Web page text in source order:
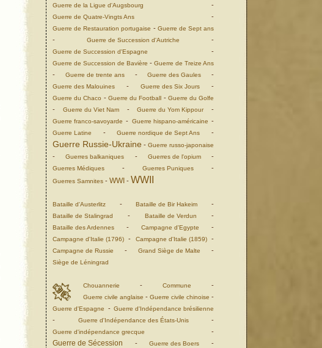
Guerre de la Ligue d'Augsbourg -
Guerre de Quatre-Vingts Ans -
Guerre de Restauration portugaise - Guerre de Sept ans
- Guerre de Succession d'Autriche -
Guerre de Succession d'Espagne -
Guerre de Succession de Bavière - Guerre de Treize Ans
- Guerre de trente ans-Guerre des Gaules -
Guerre des Malouines - Guerre des Six Jours -
Guerre du Chaco - Guerre du Football - Guerre du Golfe
- Guerre du Viet Nam-Guerre du Yom Kippour-
Guerre franco-savoyarde - Guerre hispano-américaine -
Guerre Latine -Guerre nordique de Sept Ans -
Guerre Russie-Ukraine - Guerre russo-japonaise
-Guerres balkaniques - Guerres de l'opium-
Guerres Médiques - Guerres Puniques -
Guerres Samnites - WWI - WWII
Bataille d'Austerlitz -Bataille de Bir Hakeim -
Bataille de Stalingrad - Bataille de Verdun -
Bataille des Ardennes - Campagne d'Egypte -
Campagne d'Italie (1796) - Campagne d'Italie (1859)-
Campagne de Russie - Grand Siège de Malte -
Siège de Léningrad
Chouannerie - Commune -
Guerre civile anglaise - Guerre civile chinoise -
Guerre d'Espagne - Guerre d'Indépendance brésilienne
- Guerre d'Indépendance des États-Unis-
Guerre d'indépendance grecque -
Guerre de Sécession -Guerre des Boers -